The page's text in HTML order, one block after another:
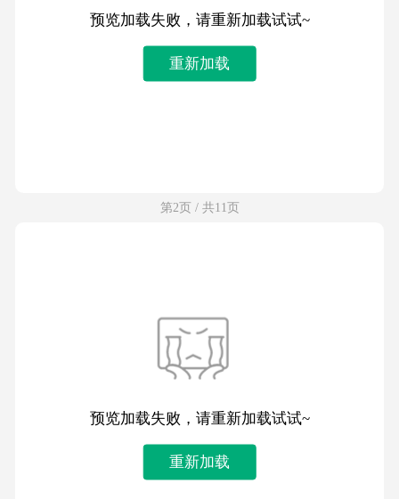
预览加载失败，请重新加载试试~
重新加载
第2页 / 共11页
预览加载失败，请重新加载试试~
重新加载